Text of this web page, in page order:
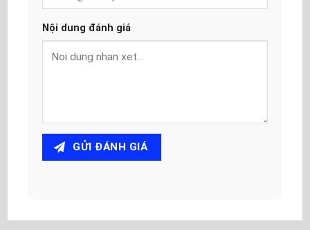
Nội dung đánh giá
GỬI ĐÁNH GIÁ